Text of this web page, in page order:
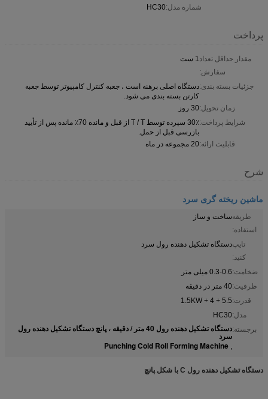
شماره مدل:HC30
پرداخت
مقدار حداقل تعداد
سفارش:
1 ست
جزئیات بسته بندی:دستگاه اصلی برهنه است ، جعبه کنترل کامپیوتر توسط جعبه
کارتن بسته بندی می شود.
زمان تحویل:30 روز
شرایط پرداخت:
30٪ سپرده توسط T / T از قبل و مانده 70٪ مانده پس از تأیید
بازرسی قبل از حمل.
قابلیت ارائه:20 مجموعه در ماه
شرح
ماشین ریخته گری سرد
طریقه
استفاده:
ساخت و ساز
تایپ
کنید:
دستگاه تشکیل دهنده رول سرد
ضخامت:0.3-0.6 میلی متر
ظرفیت:40 متر در دقیقه
قدرت:5.5 + 4 + 1.5KW
مدل:HC30
برجسته:
دستگاه تشکیل دهنده رول 40 متر / دقیقه ، پانچ دستگاه تشکیل دهنده رول
سرد
,
Punching Cold Roll Forming Machine
دستگاه تشکیل دهنده رول C با شکل پانچ